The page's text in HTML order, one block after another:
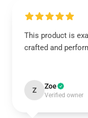
This product is
crafted and
Z Zoe
Verified owner